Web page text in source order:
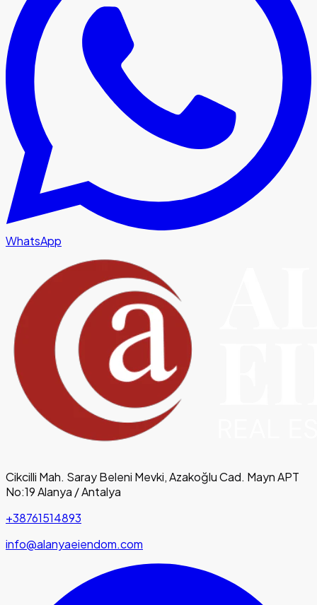
WhatsApp
Cikcilli Mah. Saray Beleni Mevki, Azakoğlu Cad. Mayn APT
No:19 Alanya / Antalya
+38761514893
info@alanyaeiendom.com